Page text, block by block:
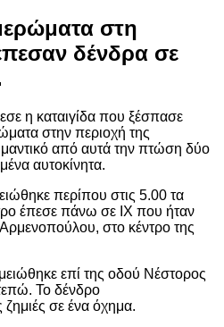
στη
δένδρα σε
η καταιγίδα που ξέσπασε
στην περιοχή της
από αυτά την πτώση δύο
αυτοκίνητα.
περίπου στις 5.00 τα
έπεσε πάνω σε ΙΧ που ήταν
στο κέντρο της
επί της οδού Νέστορος
Το δένδρο
σε ένα όχημα.